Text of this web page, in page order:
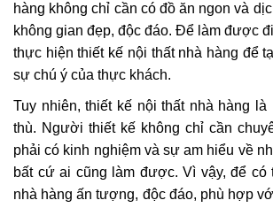
hàng không chỉ cần có đồ ăn ngon và
không gian đẹp, độc đáo. Để làm được
thực hiện thiết kế nội thất nhà hàng để
sự chú ý của thực khách.
Tuy nhiên, thiết kế nội thất nhà hàng
thù. Người thiết kế không chỉ cần
phải có kinh nghiệm và sự am hiểu về
bất cứ ai cũng làm được. Vì vậy, để có
nhà hàng ấn tượng, độc đáo, phù hợp